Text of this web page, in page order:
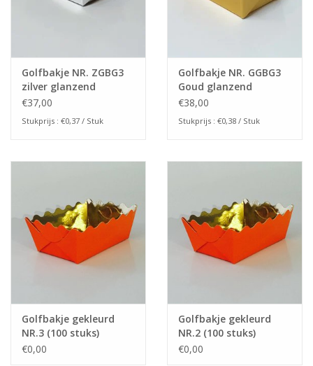
Golfbakje NR. ZGBG3
zilver glanzend
(100stuks)
€37,00
Stukprijs : €0,37 / Stuk
Golfbakje NR. GGBG3
Goud glanzend
(100stuks)
€38,00
Stukprijs : €0,38 / Stuk
Golfbakje gekleurd
NR.3 (100 stuks)
€0,00
Golfbakje gekleurd
NR.2 (100 stuks)
€0,00